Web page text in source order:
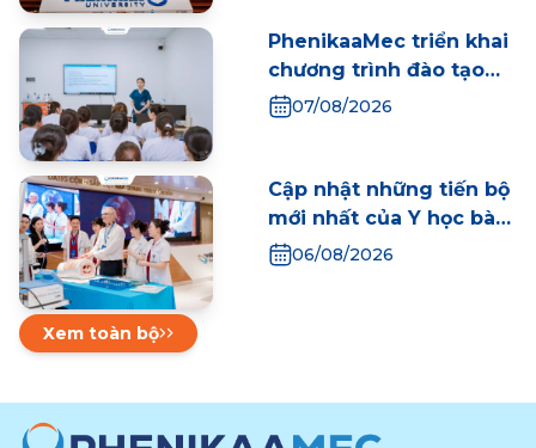
học bào thai trong kỷ
nguyên mới
PhenikaaMec triển khai
chương trình đào tạo
tiền thực tập cho sinh
Phenikaa
07/08/2026
Cập nhật những tiến bộ
mới nhất của Y học bào
thai thế giới tại ngày
06/08/2026
Xem toàn bộ